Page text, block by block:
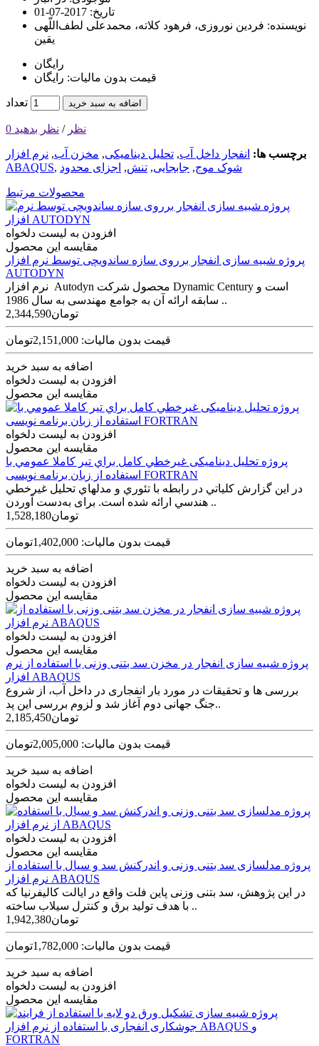
تاریخ: 2017-07-01
نویسنده: فردین نوروزی، فرهود کلاته، محمدعلی لطف‌اللّهی
یقین
رایگان
قیمت بدون مالیات: رایگان
تعداد اضافه به سبد خرید
0 نظر / نظر بدهید
برچسب ها: انفجار داخل آب, تحلیل دینامیکی, مخزن آب, نرم افزار
ABAQUS, شوک موج, جابجایی, تنش, اجزای محدود
محصولات مرتبط
افزودن به لیست دلخواه
مقایسه این محصول
پروژه شبیه سازی انفجار برروی سازه ساندویچی توسط نرم افزار
AUTODYN
نرم افزار Autodyn محصول شرکت Dynamic Century است و
سابقه ارائه آن به جوامع مهندسی به سال 1986 ..
2,344,590تومان
قیمت بدون مالیات: 2,151,000تومان
اضافه به سبد خرید
افزودن به لیست دلخواه
مقایسه این محصول
افزودن به لیست دلخواه
مقایسه این محصول
پروژه تحليل دینامیکی غيرخطي کامل براي تير کاملا عمومي با
استفاده از زبان برنامه نویسی FORTRAN
در اين گزارش کلياتي در رابطه با تئوري و مدل­هاي تحليل غيرخطي
هندسي ارائه شده است. برای به‌دست آوردن ..
1,528,180تومان
قیمت بدون مالیات: 1,402,000تومان
اضافه به سبد خرید
افزودن به لیست دلخواه
مقایسه این محصول
افزودن به لیست دلخواه
مقایسه این محصول
پروژه شبیه سازی انفجار در مخزن سد بتنی وزنی با استفاده از نرم
افزار ABAQUS
بررسی ها و تحقیقات در مورد بار انفجاری در داخل آب، از شروع
جنگ جهانی دوم آغاز شد و لزوم بررسی این پد..
2,185,450تومان
قیمت بدون مالیات: 2,005,000تومان
اضافه به سبد خرید
افزودن به لیست دلخواه
مقایسه این محصول
افزودن به لیست دلخواه
مقایسه این محصول
پروژه مدلسازی سد بتنی وزنی و اندرکنش سد و سیال با استفاده از
نرم افزار ABAQUS
در این پژوهش، سد بتنی وزنی پاین فلت واقع در ایالت کالیفرنیا که
با هدف تولید برق و کنترل سیلاب ساخته ..
1,942,380تومان
قیمت بدون مالیات: 1,782,000تومان
اضافه به سبد خرید
افزودن به لیست دلخواه
مقایسه این محصول